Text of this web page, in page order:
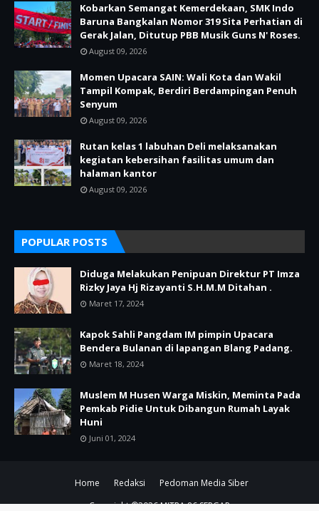
Kobarkan Semangat Kemerdekaan, SMK Indo
Baruna Bangkalan Nomor 319 Sita Perhatian di
Gerak Jalan, Ditutup PBB Musik Guns N' Roses.
August 09, 2026
Momen Upacara SAIN: Wali Kota dan Wakil
Tampil Kompak, Berdiri Berdampingan Penuh
Senyum
August 09, 2026
Rutan kelas 1 labuhan Deli melaksanakan
kegiatan kebersihan fasilitas umum dan
halaman kantor
August 09, 2026
POPULAR POSTS
Diduga Melakukan Penipuan Direktur PT Imza
Rizky Jaya Hj Rizayanti S.H.M.M Ditahan .
Maret 17, 2024
Kapok Sahli Pangdam IM pimpin Upacara
Bendera Bulanan di lapangan Blang Padang.
Maret 18, 2024
Muslem M Husen Warga Miskin, Meminta Pada
Pemkab Pidie Untuk Dibangun Rumah Layak
Huni
Juni 01, 2024
Home Redaksi
Pedoman Media Siber
Copyright ©2026MITRA 86 SERGAP